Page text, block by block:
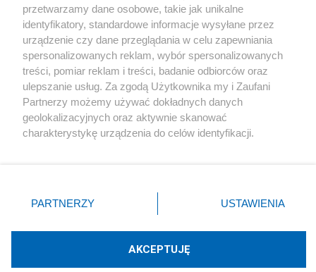
Kultura
X Facebook Instagram Youtube
Technologię dostarcza:W3media.pl
przetwarzamy dane osobowe, takie jak unikalne
identyfikatory, standardowe informacje wysyłane przez
urządzenie czy dane przeglądania w celu zapewniania
spersonalizowanych reklam, wybór spersonalizowanych
treści, pomiar reklam i treści, badanie odbiorców oraz
ulepszanie usług. Za zgodą Użytkownika my i Zaufani
Partnerzy możemy używać dokładnych danych
geolokalizacyjnych oraz aktywnie skanować
charakterystykę urządzenia do celów identyfikacji.
zmienić/wycofać klikając przycisk ustawień prywatności
znajdujący się w lewym dolnym rogu strony
rodzaje przetwarzania danych nie wymagają zgody
użytkownika, ale masz prawo sprzeciwić się takiemu
PARTNERZY USTAWIENIA
AKCEPTUJĘ